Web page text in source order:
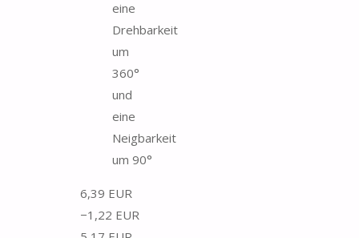
eine
Drehbarkeit
um
360°
und
eine
Neigbarkeit
um 90°
6,39 EUR
−1,22 EUR